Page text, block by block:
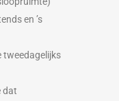
en ’s
tweedagelijks
dat